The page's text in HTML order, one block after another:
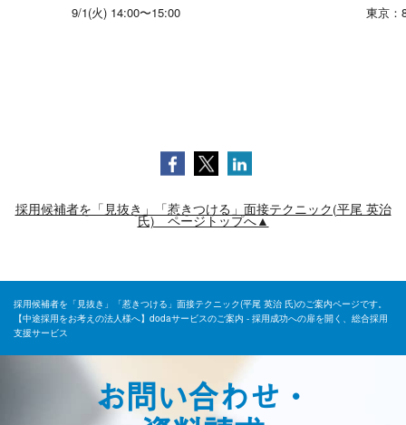
9/1(火) 14:00〜15:00
東京：
採用候補者を「見抜き」「惹きつける」面接テクニック(平尾 英治
氏) ページトップへ▲
採用候補者を「見抜き」「惹きつける」面接テクニック(平尾 英治 氏)のご案内ページです。
【中途採用をお考えの法人様へ】dodaサービスのご案内 - 採用成功への扉を開く、総合採用
支援サービス
お問い合わせ・